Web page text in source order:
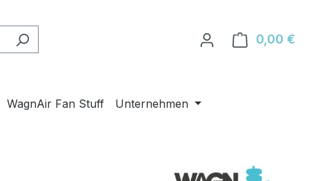
0,00 €
WagnAir Fan Stuff Unternehmen